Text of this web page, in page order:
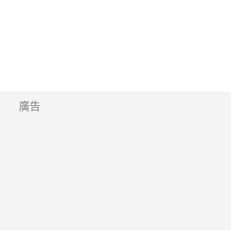
廣告